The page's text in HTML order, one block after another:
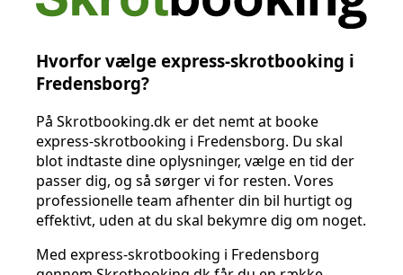
Hvorfor vælge express-skrotbooking i
Fredensborg?
På Skrotbooking.dk er det nemt at booke
express-skrotbooking i Fredensborg. Du skal
blot indtaste dine oplysninger, vælge en tid der
passer dig, og så sørger vi for resten. Vores
professionelle team afhenter din bil hurtigt og
effektivt, uden at du skal bekymre dig om noget.
Med express-skrotbooking i Fredensborg